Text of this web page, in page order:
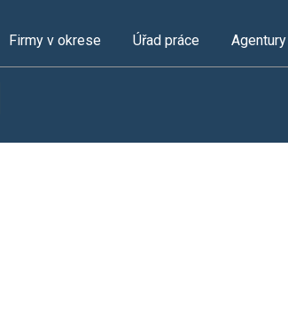
Firmy v okrese Úřad práce Agentury